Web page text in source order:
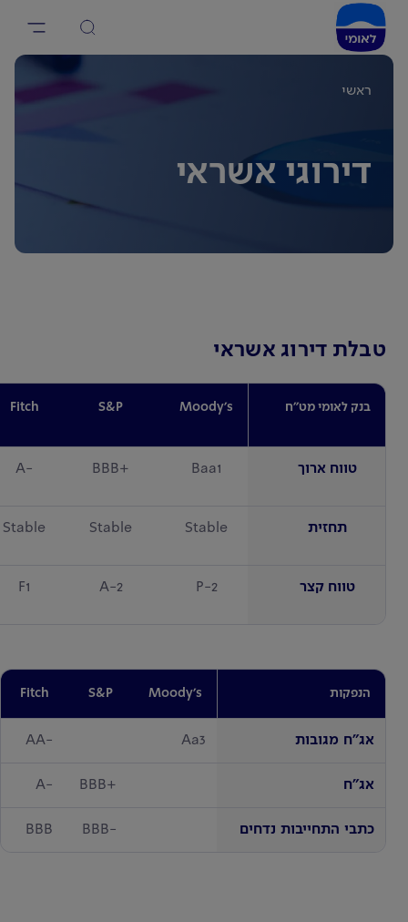
ראשי
דירוגי אשראי
טבלת דירוג אשראי
בנק לאומי מט"ח Moody's
S&P
Fitch
טווח ארוך Baa1
+BBB
-A
תחזית Stable
Stable
Stable
טווח קצר P-2
A-2
F1
הנפקות Moody's
S&P
Fitch
אג"ח מגובות Aa3
-AA
אג"ח +BBB
-A
כתבי התחייבות נדחים -BBB
BBB